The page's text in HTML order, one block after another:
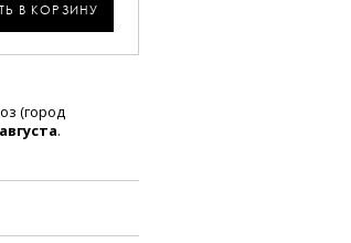
В КОРЗИНУ
(город
.